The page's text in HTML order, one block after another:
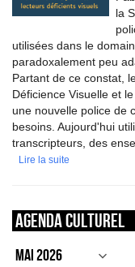
la
utilisées dans le
paradoxalement peu
Partant de ce constat,
Déficience Visuelle et
une nouvelle police de
besoins. Aujourd'hui
transcripteurs, des
Lire la suite
Agenda culturel